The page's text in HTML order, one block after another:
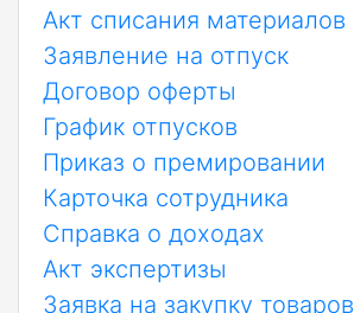
Акт списания материалов
Заявление на отпуск
Договор оферты
График отпусков
Приказ о премировании
Карточка сотрудника
Справка о доходах
Акт экспертизы
Заявка на закупку товаров